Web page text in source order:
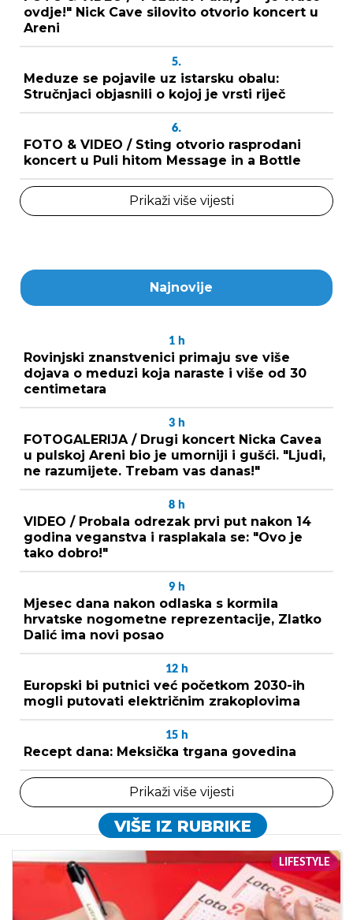
ovdje!" Nick Cave silovito otvorio koncert u
Areni
5.
Meduze se pojavile uz istarsku obalu:
Stručnjaci objasnili o kojoj je vrsti riječ
6.
FOTO & VIDEO / Sting otvorio rasprodani
koncert u Puli hitom Message in a Bottle
Prikaži više vijesti
Najnovije
1 h
Rovinjski znanstvenici primaju sve više
dojava o meduzi koja naraste i više od 30
centimetara
3 h
FOTOGALERIJA / Drugi koncert Nicka Cavea
u pulskoj Areni bio je umorniji i gušći. "Ljudi,
ne razumijete. Trebam vas danas!"
8 h
VIDEO / Probala odrezak prvi put nakon 14
godina veganstva i rasplakala se: "Ovo je
tako dobro!"
9 h
Mjesec dana nakon odlaska s kormila
hrvatske nogometne reprezentacije, Zlatko
Dalić ima novi posao
12 h
Europski bi putnici već početkom 2030-ih
mogli putovati električnim zrakoplovima
15 h
Recept dana: Meksička trgana govedina
Prikaži više vijesti
VIŠE IZ RUBRIKE
LIFESTYLE